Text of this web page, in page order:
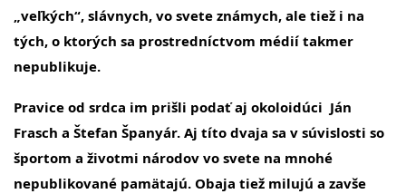
„veľkých“, slávnych, vo svete známych, ale tiež i na
tých, o ktorých sa prostredníctvom médií takmer
nepublikuje.
Pravice od srdca im prišli podať aj okoloidúci Ján
Frasch a Štefan Španyár. Aj títo dvaja sa v súvislosti so
športom a životmi národov vo svete na mnohé
nepublikované pamätajú. Obaja tiež milujú a zavše